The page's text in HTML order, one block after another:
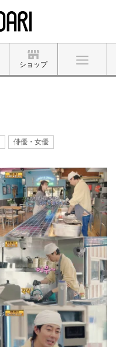
ショップ
俳優・女優